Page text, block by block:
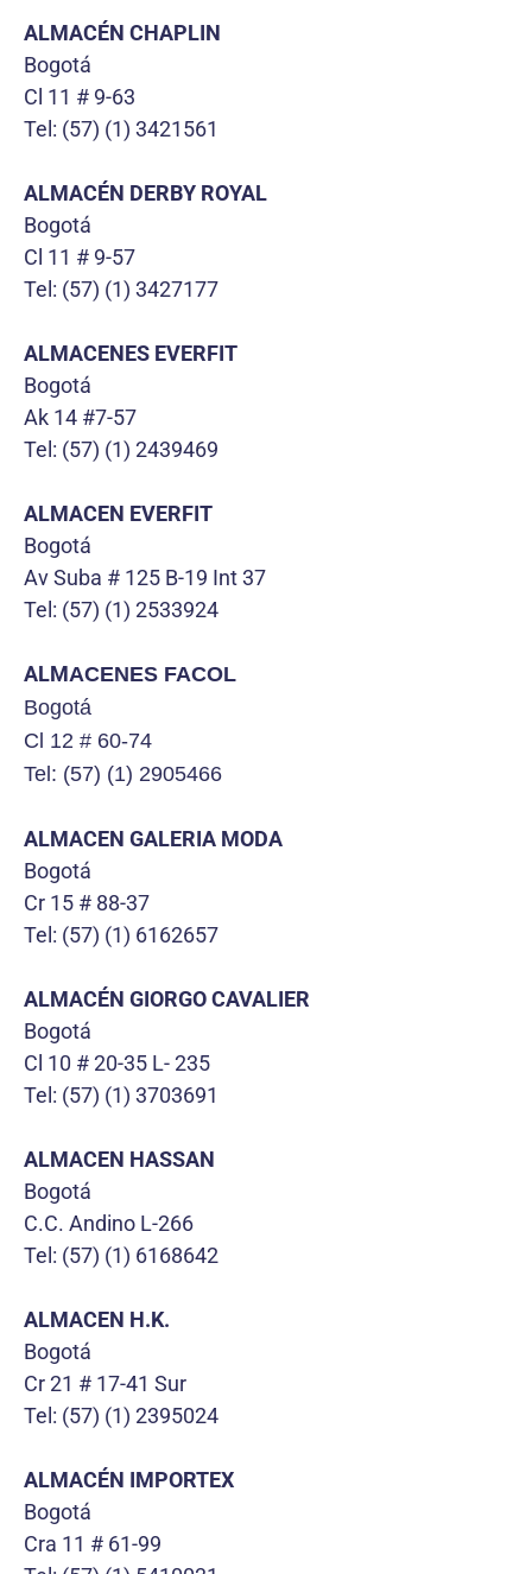
ALMACÉN CHAPLIN
Bogotá
Cl 11 # 9-63
Tel: (57) (1) 3421561
ALMACÉN DERBY ROYAL
Bogotá
Cl 11 # 9-57
Tel: (57) (1) 3427177
ALMACENES EVERFIT
Bogotá
Ak 14 #7-57
Tel: (57) (1) 2439469
ALMACEN EVERFIT
Bogotá
Av Suba # 125 B-19 Int 37
Tel: (57) (1) 2533924
ALMACENES FACOL
Bogotá
Cl 12 # 60-74
Tel: (57) (1) 2905466
ALMACEN GALERIA MODA
Bogotá
Cr 15 # 88-37
Tel: (57) (1) 6162657
ALMACÉN GIORGO CAVALIER
Bogotá
Cl 10 # 20-35 L- 235
Tel: (57) (1) 3703691
ALMACEN HASSAN
Bogotá
C.C. Andino L-266
Tel: (57) (1) 6168642
ALMACEN H.K.
Bogotá
Cr 21 # 17-41 Sur
Tel: (57) (1) 2395024
ALMACÉN IMPORTEX
Bogotá
Cra 11 # 61-99